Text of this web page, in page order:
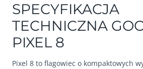
SPECYFIKACJA
TECHNICZNA
PIXEL 8
Pixel 8 to flagowiec o kompaktowych